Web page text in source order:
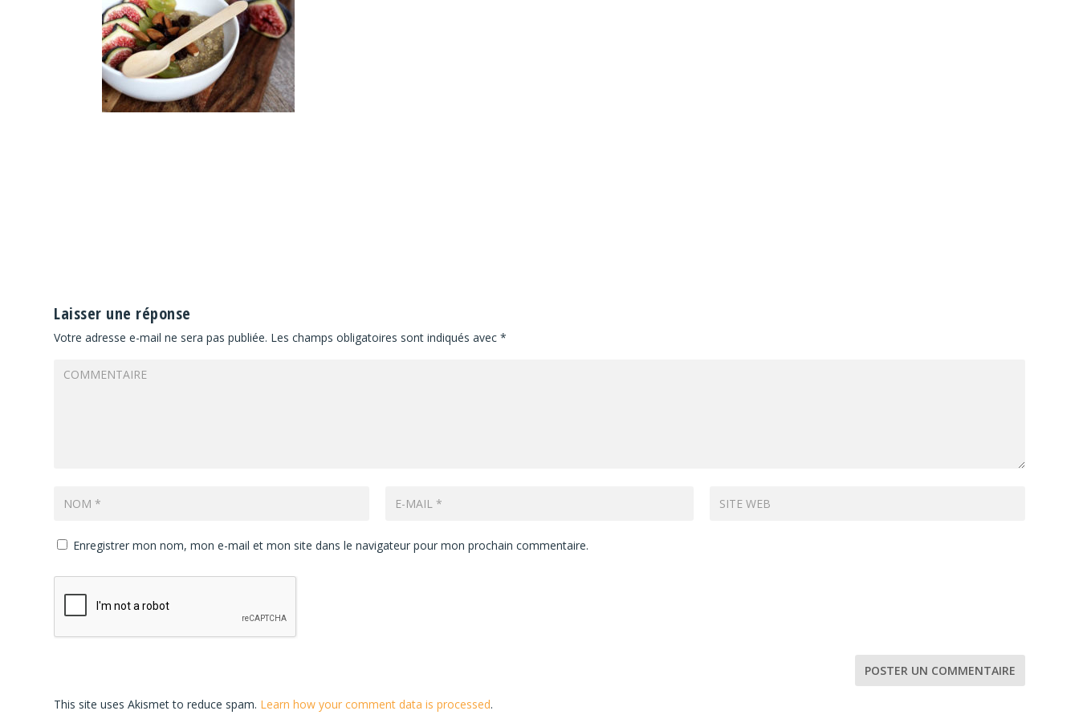
Laisser une réponse
Votre adresse e-mail ne sera pas publiée. Les champs obligatoires sont indiqués avec*
Enregistrer mon nom, mon e-mail et mon site dans le navigateur pour mon prochain commentaire.
This site uses Akismet to reduce spam. Learn how your comment data is processed.